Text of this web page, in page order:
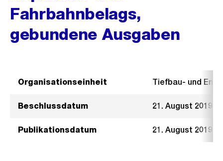
Fahrbahnbelags,
gebundene Ausgaben
Organisationseinheit Tiefbau- und
Beschlussdatum 21. August 2019
Publikationsdatum 21. August 2019